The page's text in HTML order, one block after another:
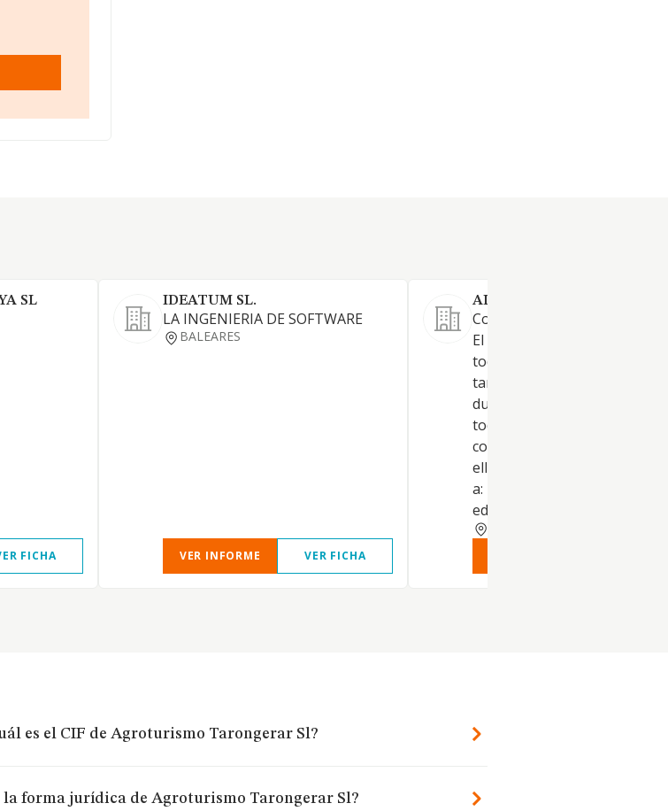
SL
FICHA
IDEATUM SL.
LA INGENIERIA DE SOFTWARE
BALEARES
VER INFORME VER FICHA
ALBEROBELLOESTATES SL.
Constituye su actividad
El arrendamiento no
todo tipo de bienes
tanto vacacional como de
duración. La compra-venta de
todo tipo de bienes
como la intermediación en
ello. Pudiendo dedicarse,
a: La construcción de todo
edif
es el CIF de Agroturismo Tarongerar Sl?
la forma jurídica de Agroturismo Tarongerar Sl?